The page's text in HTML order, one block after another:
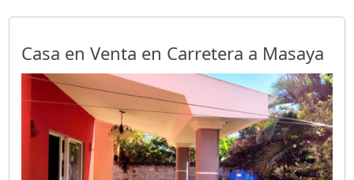
Casa en Venta en Carretera a Masaya